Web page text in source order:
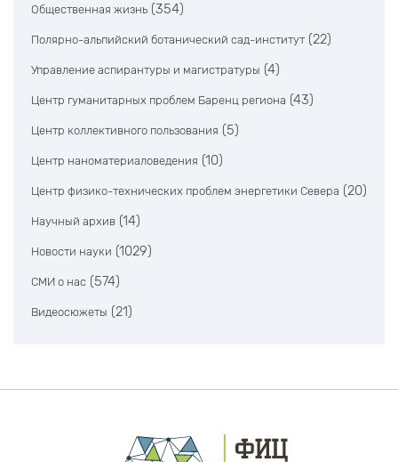
Общественная жизнь (354)
Полярно-альпийский ботанический сад-институт (22)
Управление аспирантуры и магистратуры (4)
Центр гуманитарных проблем Баренц региона (43)
Центр коллективного пользования (5)
Центр наноматериаловедения (10)
Центр физико-технических проблем энергетики Севера (20)
Научный архив (14)
Новости науки (1029)
СМИ о нас (574)
Видеосюжеты (21)